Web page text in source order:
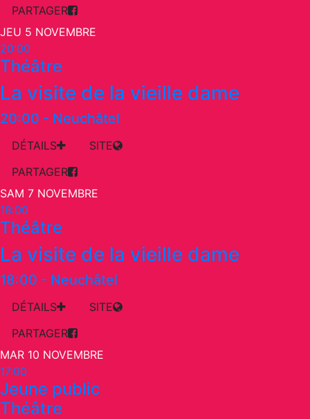
PARTAGER
JEU 5 NOVEMBRE
20:00
Théâtre
La visite de la vieille dame
20:00 - Neuchâtel
DÉTAILS
SITE
PARTAGER
SAM 7 NOVEMBRE
18:00
Théâtre
La visite de la vieille dame
18:00 - Neuchâtel
DÉTAILS
SITE
PARTAGER
MAR 10 NOVEMBRE
17:00
Jeune public
Théâtre